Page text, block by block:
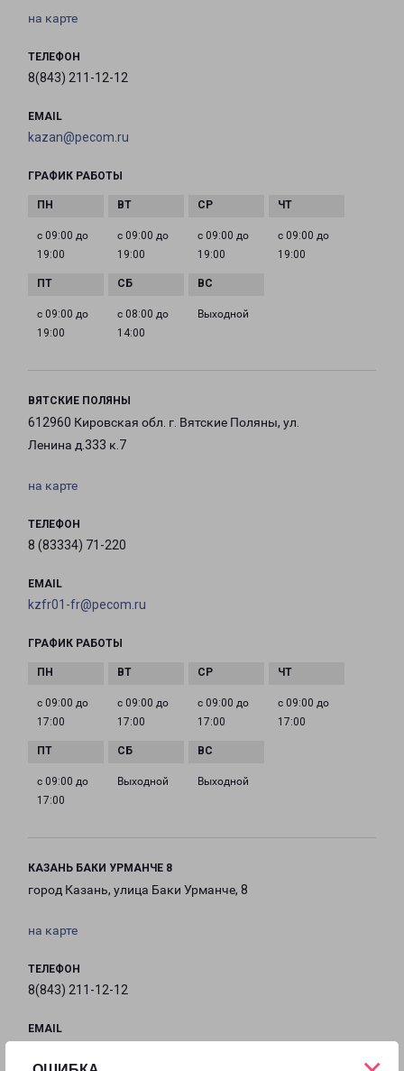
на карте
ТЕЛЕФОН
8(843) 211-12-12
EMAIL
kazan@pecom.ru
ГРАФИК РАБОТЫ
с 09:00 до
19:00
с 09:00 до
19:00
с 09:00 до
19:00
с 09:00 до
19:00
с 09:00 до
19:00
с 08:00 до
14:00
Выходной
ВЯТСКИЕ ПОЛЯНЫ
612960 Кировская обл. г. Вятские Поляны, ул.
Ленина д.333 к.7
на карте
ТЕЛЕФОН
8 (83334) 71-220
EMAIL
kzfr01-fr@pecom.ru
ГРАФИК РАБОТЫ
с 09:00 до
17:00
с 09:00 до
17:00
с 09:00 до
17:00
с 09:00 до
17:00
с 09:00 до
17:00
Выходной Выходной
КАЗАНЬ БАКИ УРМАНЧЕ 8
город Казань, улица Баки Урманче, 8
на карте
ТЕЛЕФОН
8(843) 211-12-12
EMAIL